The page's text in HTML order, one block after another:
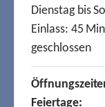
Dienstag bis
Einlass: 45
geschlossen
Feiertage: